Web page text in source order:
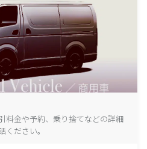
料金や予約、乗り捨てなどの詳細
ださい。